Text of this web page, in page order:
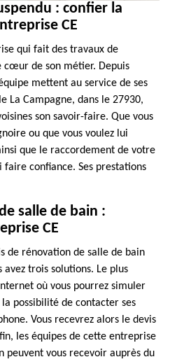
: confier la
CE
qui fait des travaux de
cœur de son métier. Depuis
mettent au service de ses
La Campagne, dans le 27930,
son savoir-faire. Que vous
ou que vous voulez lui
que le raccordement de votre
faire confiance. Ses prestations
salle de bain :
CE
de rénovation de salle de bain
avez trois solutions. Le plus
où vous pourrez simuler
la possibilité de contacter ses
Vous recevrez alors le devis
les équipes de cette entreprise
peuvent vous recevoir auprès du